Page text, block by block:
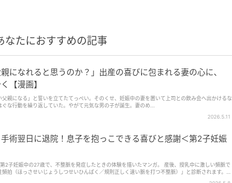
なたにおすすめの記事
親になれると思うのか？」出産の喜びに包まれる妻の心に、
【漫画】
親になる」と誓いを立てたてっぺい。そのくせ、妊娠中の妻を置いて上司との飲み会へ出かけるな
な行動を繰り返していた。やがて元気な男の子が誕生。妻のめ...
2026.5.11
手術翌日に退院！息子を抱っこできる喜びと感謝＜第2子妊娠
中の27歳で、不整脈を発症したときの体験を描いたマンガ。 産後、授乳中に激しい頻脈で
拍（ほっさせいじょうしつせいひんぱく／規則正しく速い脈を打つ不整脈）」と診断されます。薬